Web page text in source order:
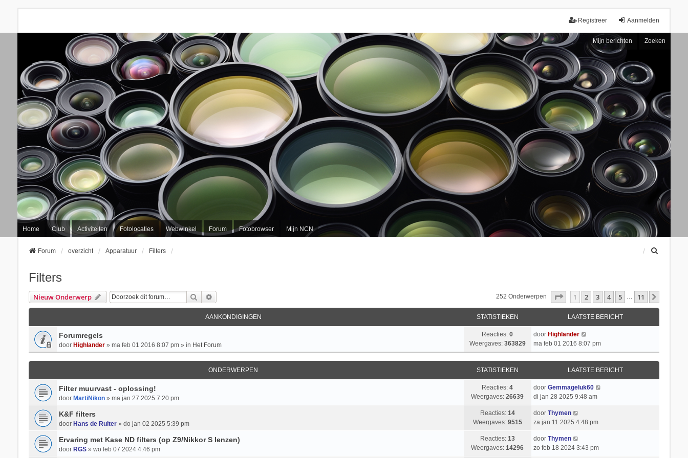
Aanmelden
Registreer
Mijn berichten Zoeken
Home Club Activiteiten Fotolocaties Webwinkel Forum Fotobrowser Mijn NCN
Forum overzicht Apparatuur Filters
Filters
Nieuw Onderwerp Zoek 252 Onderwerpen Pagina1 Van 11
1 2 3 4 5 … 11
AANKONDIGINGEN STATISTIEKEN LAATSTE BERICHT
Forumregels
door Highlander» ma feb 01 2016 8:07 pm » in Het Forum
Reacties:0
Weergaves: 363829
door Highlander
ma feb 01 2016 8:07 pm
ONDERWERPEN STATISTIEKEN LAATSTE BERICHT
Filter muurvast - oplossing!
door MartiNikon» ma jan 27 2025 7:20 pm
Reacties:4
Weergaves:26639
door Gemmageluk60
di jan 28 2025 9:48 am
K&F filters
door Hans de Ruiter» do jan 02 2025 5:39 pm
Reacties: 14
Weergaves: 9515
door Thymen
za jan 11 2025 4:48 pm
Ervaring met Kase ND filters (op Z9/Nikkor S lenzen)
door RGS» wo feb 07 2024 4:46 pm
Reacties: 13
Weergaves:14296
door Thymen
zo feb 18 2024 3:43 pm